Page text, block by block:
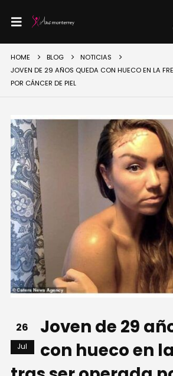
HOME BLOG
NOTICIAS
JOVEN DE 29 AÑOS QUEDA CON HUECO EN LA
POR CÁNCER DE PIEL
26
Jul
Joven de 29
con hueco en